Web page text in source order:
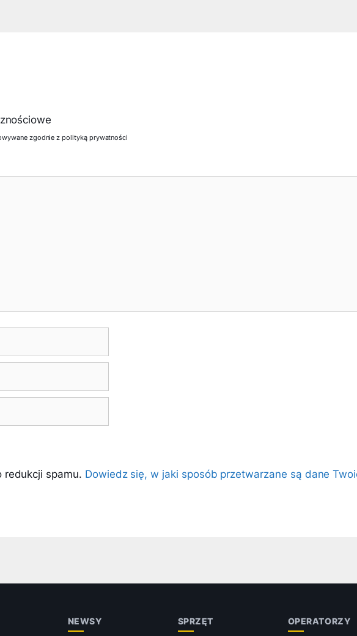
zgodnie z polityką prywatności
redukcji spamu. Dowiedz się, w jaki sposób przetwarzane są dane
NEWSY SPRZĘT OPERATORZY